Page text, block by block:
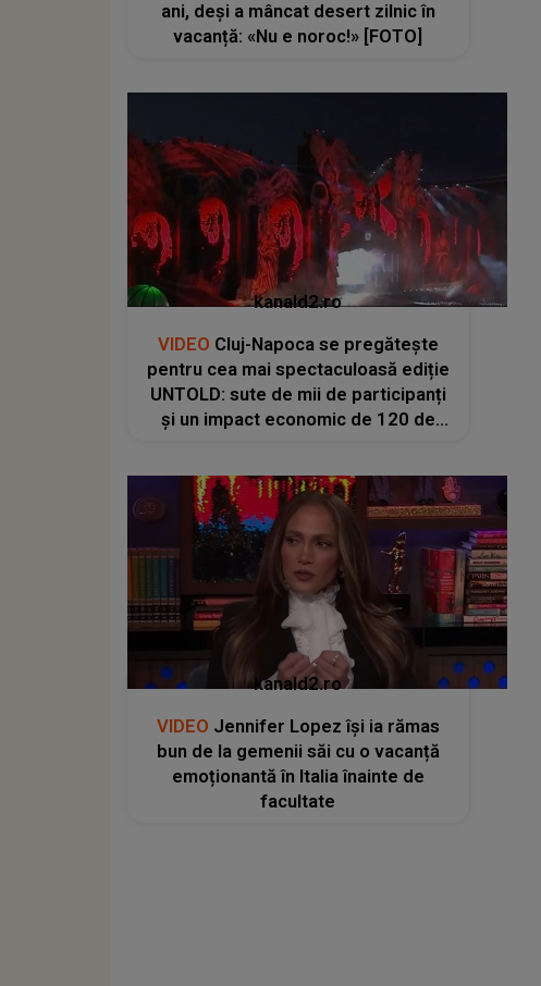
ani, deși a mâncat desert zilnic în
vacanță: «Nu e noroc!» [FOTO]
kanald2.ro
VIDEO Cluj-Napoca se pregătește
pentru cea mai spectaculoasă ediție
UNTOLD: sute de mii de participanți
și un impact economic de 120 de
kanald2.ro
VIDEO Jennifer Lopez își ia rămas
bun de la gemenii săi cu o vacanță
emoționantă în Italia înainte de
facultate